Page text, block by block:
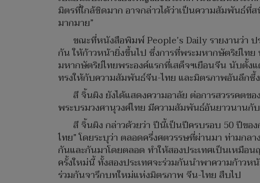
มิตรที่ใกล้ชิดมาก อาจกล่าวได้ว่าเป็นความสัมพันธ์
มากมาย”
ขณะที่หนังสือพิมพ์ People’s Daily รายงานว่า
กัน ให้ก้าวหน้ายิ่งขึ้นไป ซึ่งการที่พระมหากษัตริย์ไทย
มหากษัตริย์ไทยพระองค์แรกที่เสด็จฯเยือนจีน นับตั้ง
ทรงให้กับความสัมพันธ์จีน-ไทย และมิตรภาพอันลึกซึ้
สี จิ้นผิง ยังได้แสดงความอาลัย ต่อการสวรรคต
พระบรมวงศานุวงศ์ไทย มีความสัมพันธ์อันยาวนานกั
สี จิ้นผิง กล่าวด้วยว่า ปีนี้เป็นปีครบรอบ 50 ปีขอ
ไทย” โดยระบุว่า ตลอดครึ่งศตวรรษที่ผ่านมา ท่ามก
กันและกันมาโดยตลอด ทำให้สองประเทศเป็นเหมื
ครั้งใหม่นี้ ทั้งสองประเทศจะร่วมกันนำพาความก้าว
ร่วมกันจารึกบทใหม่แห่งมิตรภาพ จีน-ไทย สืบไป